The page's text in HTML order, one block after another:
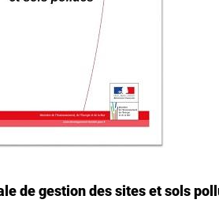
de gestion des sites et sols